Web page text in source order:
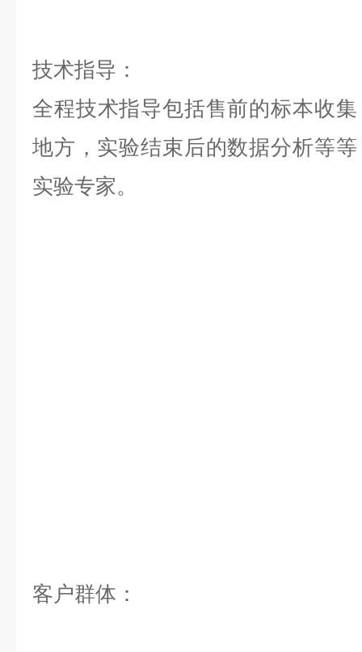
技术指导：
全程技术指导包括售前的标本收
地方，实验结束后的数据分析等
实验专家。
客户群体：